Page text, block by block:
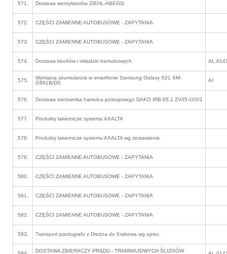
571. Dostawa wentylatorów ZIEHL-ABEGG
572. CZĘŚCI ZAMIENNE AUTOBUSOWE - ZAPYTANIA
573. CZĘŚCI ZAMIENNE AUTOBUSOWE - ZAPYTANIA
574. Dostawa klocków i okładzin hamulcowych
575.
Wymiana akumulatora w smartfonie Samsung Galaxy S21 SM-
G991B/DS
AI
576. Dostawa sterownika hamulca postojowego DAKO IRB-05.1 ZV05-103/1
577. Produkty lakiernicze systemu AXALTA
578. Produkty lakiernicze systemu AXALTA wg zestawienia
579. CZĘŚCI ZAMIENNE AUTOBUSOWE - ZAPYTANIA
580. CZĘŚCI ZAMIENNE AUTOBUSOWE - ZAPYTANIA
581. CZĘŚCI ZAMIENNE AUTOBUSOWE - ZAPYTANIA
582. CZĘŚCI ZAMIENNE AUTOBUSOWE - ZAPYTANIA
583. Transport pantografu z Drezna do Krakowa wg opisu
DOSTAWA ZBIERACZY PRĄDU - TRAMWAJOWYCH ŚLIZGÓW